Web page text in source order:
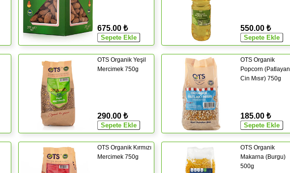
675.00 ₺ 550.00 ₺
OTS Organik Yeşil
Mercimek 750g
290.00 ₺
OTS Organik
Popcorn (Patlayan
Cin Mısır) 750g
185.00 ₺
OTS Organik Kırmızı
Mercimek 750g
OTS Organik
Makarna (Burgu)
500g